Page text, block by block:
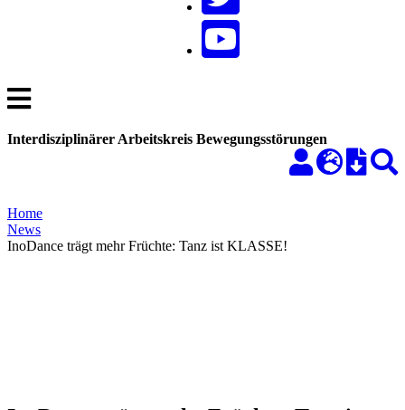
Interdisziplinärer Arbeitskreis Bewegungsstörungen
Home
News
InoDance trägt mehr Früchte: Tanz ist KLASSE!